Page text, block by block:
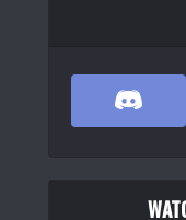
Logicool G ロジク